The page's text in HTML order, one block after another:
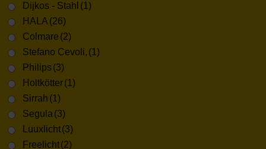
Dijkos - Stahl (1)
HALA (26)
Colmare (2)
Stefano Cevoli, (1)
Philips (3)
Holtkötter(1)
Sirrah (1)
Segula (3)
Luuxlicht(3)
Freelicht(2)